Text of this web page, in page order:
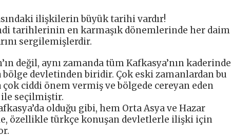
ilişkilerin büyük tarihi vardır!
tarihlerinin en karmaşık dönemlerinde her daim
sergilemişlerdir.
değil, aynı zamanda tüm Kafkasya’nın kaderinde
devletinden biridir. Çok eski zamanlardan bu
ciddi önem vermiş ve bölgede cereyan eden
seçilmiştir.
olduğu gibi, hem Orta Asya ve Hazar
özellikle türkçe konuşan devletlerle ilişki için